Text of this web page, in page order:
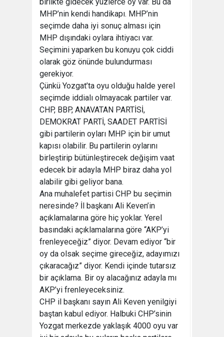
MHP’nin kendi handikapı. MHP’nin
seçimde daha iyi sonuç alması için
MHP dışındaki oylara ihtiyacı var.
Seçimini yaparken bu konuyu çok ciddi
olarak göz önünde bulundurması
gerekiyor.
Çünkü Yozgat’ta oyu olduğu halde yerel
seçimde iddialı olmayacak partiler var.
CHP, BBP, ANAVATAN PARTİSİ,
DEMOKRAT PARTİ, SAADET PARTİSİ
gibi partilerin oyları MHP için bir umut
kapısı olabilir. Bu partilerin oylarını
birleştirip bütünleştirecek değişim vaat
edecek bir adayla MHP biraz daha yol
alabilir gibi geliyor bana.
Ana muhalefet partisi CHP bu seçimin
neresinde? İl başkanı Ali Keven’in
açıklamalarına göre hiç yoklar. Yerel
basındaki açıklamalarına göre “AKP’yi
frenleyeceğiz” diyor. Devam ediyor “bir
oy da olsak seçime gireceğiz, adayımızı
çıkaracağız” diyor. Kendi içinde tutarsız
bir açıklama. Bir oy alacağınız adayla mı
AKP’yi frenleyeceksiniz.
CHP il başkanı sayın Ali Keven yenilgiyi
baştan kabul ediyor. Halbuki CHP’sinin
Yozgat merkezde yaklaşık 4000 oyu var